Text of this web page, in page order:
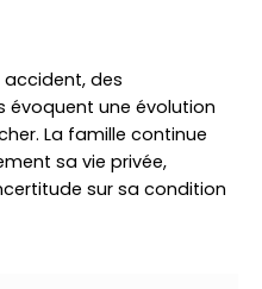
accident, des
une évolution
La famille continue
sa vie privée,
sur sa condition